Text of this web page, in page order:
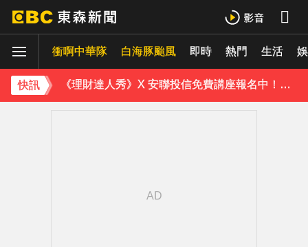
衝啊中華隊 白海豚颱風 即時 熱門 生活
快訊
下載東森App，隨時掌握天下大小事！
《理財達人秀》X 安聯投信免費講座報名中！搶先卡位 2027